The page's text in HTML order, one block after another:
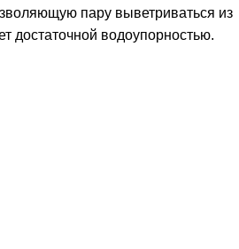
пару выветриваться из
достаточной водоупорностью.